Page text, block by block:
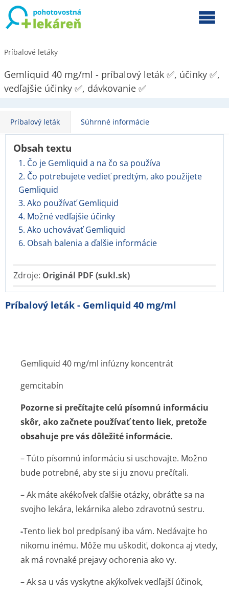
Príbalové letáky
Gemliquid 40 mg/ml - príbalový leták ✅, účinky ✅,
vedľajšie účinky ✅, dávkovanie ✅
Príbalový leták Súhrnné informácie
Obsah textu
1. Čo je Gemliquid a na čo sa používa
2. Čo potrebujete vedieť predtým, ako použijete
Gemliquid
3. Ako používať Gemliquid
4. Možné vedľajšie účinky
5. Ako uchovávať Gemliquid
6. Obsah balenia a ďalšie informácie
Zdroje: Originál PDF (sukl.sk)
Príbalový leták - Gemliquid 40 mg/ml
Gemliquid 40 mg/ml infúzny koncentrát
gemcitabín
Pozorne si prečítajte celú písomnú informáciu
skôr, ako začnete používať tento liek, pretože
obsahuje pre vás dôležité informácie.
– Túto písomnú informáciu si uschovajte. Možno
bude potrebné, aby ste si ju znovu prečítali.
– Ak máte akékoľvek ďalšie otázky, obráťte sa na
svojho lekára, lekárnika alebo zdravotnú sestru.
-Tento liek bol predpísaný iba vám. Nedávajte ho
nikomu inému. Môže mu uškodiť, dokonca aj vtedy,
ak má rovnaké prejavy ochorenia ako vy.
– Ak sa u vás vyskytne akýkoľvek vedľajší účinok,